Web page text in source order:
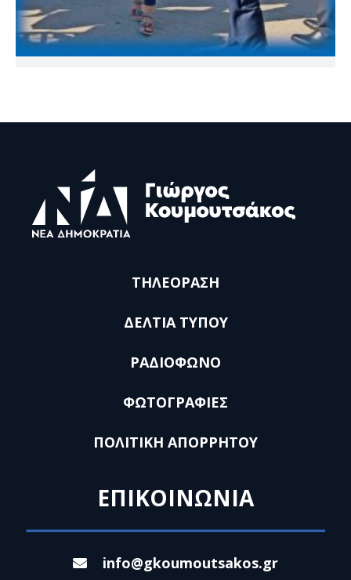
ΤΗΛΕΟΡΑΣΗ
ΔΕΛΤΙΑ ΤΥΠΟΥ
ΡΑΔΙΟΦΩΝΟ
ΦΩΤΟΓΡΑΦΙΕΣ
ΠΟΛΙΤΙΚΗ ΑΠΟΡΡΗΤΟΥ
ΕΠΙΚΟΙΝΩΝΙΑ
info@gkoumoutsakos.gr